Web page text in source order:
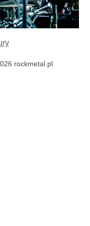
rockmetal.pl